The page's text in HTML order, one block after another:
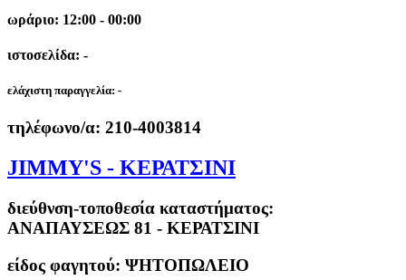
ωράριο: 12:00 - 00:00
ιστοσελίδα: -
ελάχιστη παραγγελία: -
τηλέφωνο/α: 210-4003814
JIMMY'S - ΚΕΡΑΤΣΙΝΙ
διεύθνση-τοποθεσία καταστήματος:
ΑΝΑΠΑΥΣΕΩΣ 81 - ΚΕΡΑΤΣΙΝΙ
είδος φαγητού: ΨΗΤΟΠΩΛΕΙΟ